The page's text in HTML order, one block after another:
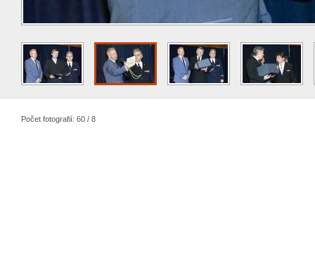
Počet fotografií: 60 / 8